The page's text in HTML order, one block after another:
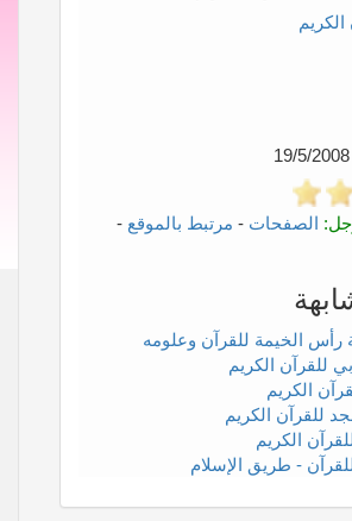
الكريم
الصفحات - مرتبط بالموقع -
الخيمة للقرآن وعلومه
للقرآن الكريم
الكريم
للقرآن الكريم
الكريم
- طريق الإسلام